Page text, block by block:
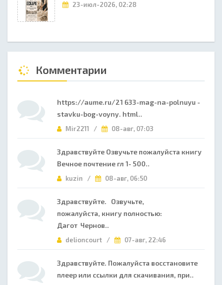
23-июл-2026, 02:28
Комментарии
https://aume.ru/21 633-mag-na-polnuyu -
stavku-bog-voyny. html..
Mir2211 / 08-авг, 07:03
Здравствуйте Озвучьте пожалуйста книгу
Вечное почтение гл 1- 500..
kuzin / 08-авг, 06:50
Здравствуйте. Озвучьте,
пожалуйста, книгу полностью:
Дагот Чернов..
delioncourt / 07-авг, 22:46
Здравствуйте. Пожалуйста восстановите
плеер или ссылки для скачивания, при..